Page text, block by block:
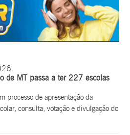
de MT passa a ter 227 escolas
processo de apresentação da
consulta, votação e divulgação do